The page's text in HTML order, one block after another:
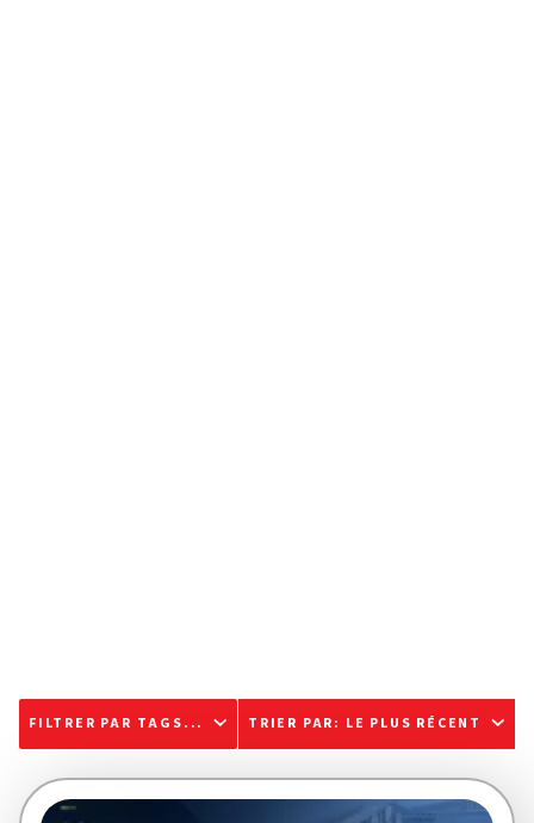
FILTRER PAR TAGS... TRIER PAR: LE PLUS RÉCENT